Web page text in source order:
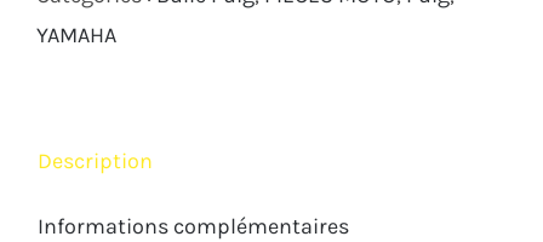
YAMAHA
Description
Informations complémentaires